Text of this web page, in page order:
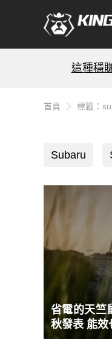
這種穩
首頁 標籤：
Subaru
省電的天竺
秋發表 能效